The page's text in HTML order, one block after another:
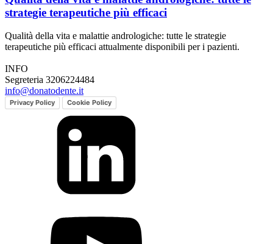
strategie terapeutiche più efficaci
Qualità della vita e malattie andrologiche: tutte le strategie
terapeutiche più efficaci attualmente disponibili per i pazienti.
INFO
Segreteria 3206224484
info@donatodente.it
Privacy Policy Cookie Policy